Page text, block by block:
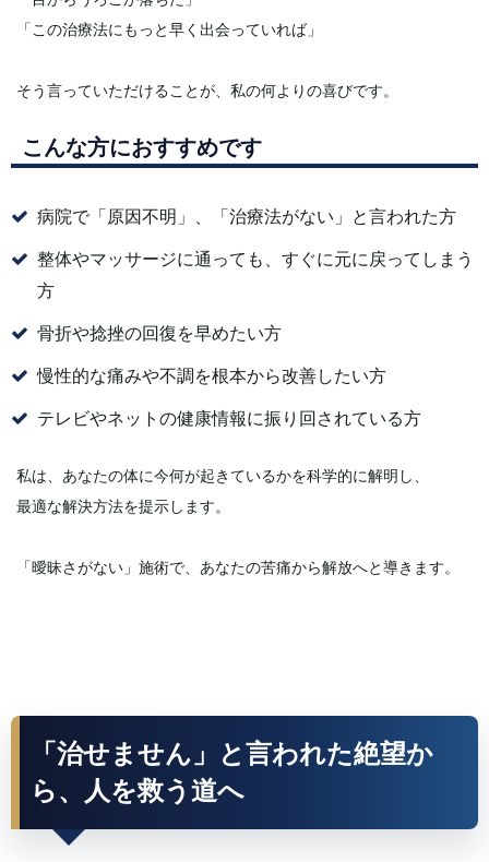
「この治療法にもっと早く出会っていれば」
そう言っていただけることが、私の何よりの喜びです。
こんな方におすすめです
病院で「原因不明」、「治療法がない」と言われた方
整体やマッサージに通っても、すぐに元に戻ってしまう
方
骨折や捻挫の回復を早めたい方
慢性的な痛みや不調を根本から改善したい方
テレビやネットの健康情報に振り回されている方
私は、あなたの体に今何が起きているかを科学的に解明し、
最適な解決方法を提示します。
「曖昧さがない」施術で、あなたの苦痛から解放へと導きます。
「治せません」と言われた絶望か
ら、人を救う道へ